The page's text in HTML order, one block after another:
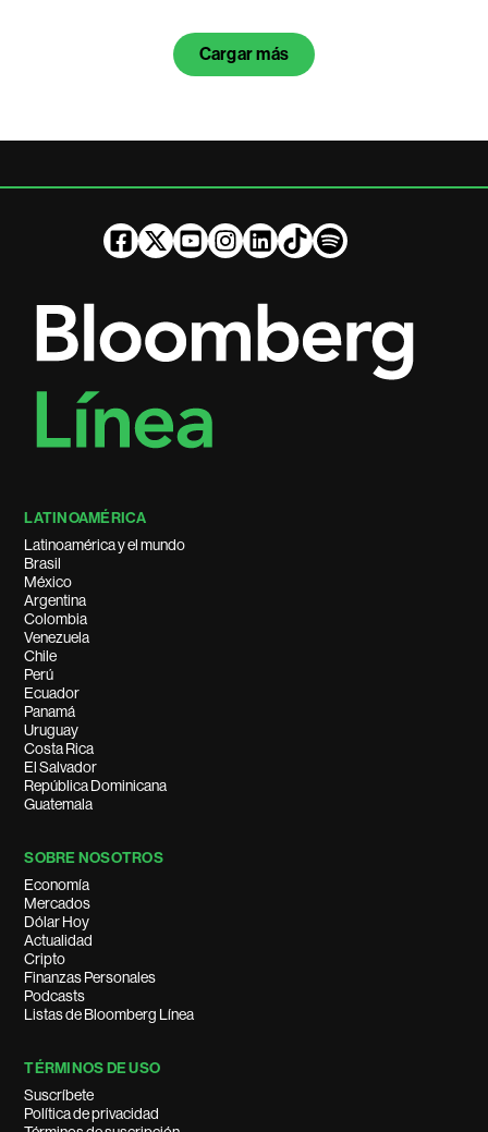
Cargar más
LATINOAMÉRICA
Latinoamérica y el mundo
Brasil
México
Argentina
Colombia
Venezuela
Chile
Perú
Ecuador
Panamá
Uruguay
Costa Rica
El Salvador
República Dominicana
Guatemala
SOBRE NOSOTROS
Economía
Mercados
Dólar Hoy
Actualidad
Cripto
Finanzas Personales
Podcasts
Listas de Bloomberg Línea
TÉRMINOS DE USO
Suscríbete
Política de privacidad